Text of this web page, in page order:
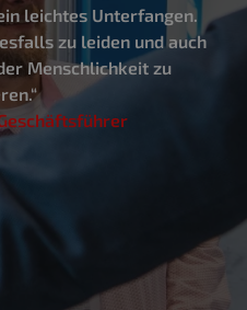
leichtes Unterfangen.
zu leiden und auch
Menschlichkeit zu